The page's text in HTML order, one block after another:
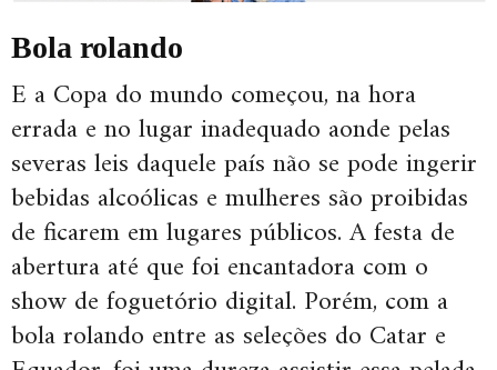
Bola rolando
E a Copa do mundo começou, na hora
errada e no lugar inadequado aonde pelas
severas leis daquele país não se pode ingerir
bebidas alcoólicas e mulheres são proibidas
de ficarem em lugares públicos. A festa de
abertura até que foi encantadora com o
show de foguetório digital. Porém, com a
bola rolando entre as seleções do Catar e